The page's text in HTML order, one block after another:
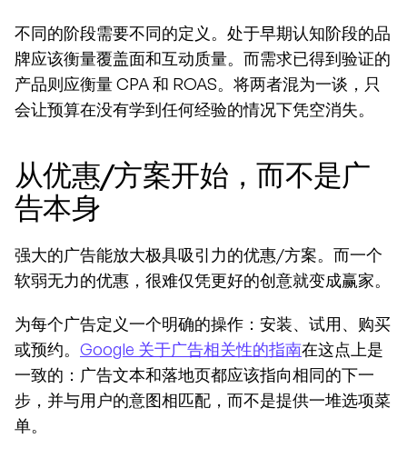
不同的阶段需要不同的定义。处于早期认知阶段的品
牌应该衡量覆盖面和互动质量。而需求已得到验证的
产品则应衡量 CPA 和 ROAS。将两者混为一谈，只
会让预算在没有学到任何经验的情况下凭空消失。
从优惠/方案开始，而不是广
告本身
强大的广告能放大极具吸引力的优惠/方案。而一个
软弱无力的优惠，很难仅凭更好的创意就变成赢家。
为每个广告定义一个明确的操作：安装、试用、购买
或预约。 Google 关于广告相关性的指南在这点上是
一致的：广告文本和落地页都应该指向相同的下一
步，并与用户的意图相匹配，而不是提供一堆选项菜
单。